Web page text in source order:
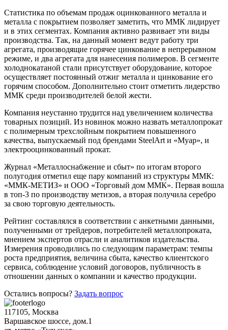
латунный
Круг
латунный
(пруток)
Лента
латунная
Лист
латунный
Труба
латунная
медная
Круг
медный
(пруток)
Лист
медный
Труба
медная
(пруток)
Олово,
cвинец,
цинк,
нихром
Задвижки
чугунные
Группы
Ванны и
товары
резьбовые
латунные
Фитинги
резьбовые
резьбовые
чугунные
Хомуты
стальные
БУ трубы
Хомуты
стальные
Статистика по объемам продаж оцинкованного металла и
металла с покрытием позволяет заметить, что ММК лидирует
и в этих сегментах. Компания активно развивает эти виды
производства. Так, на данный момент ведут работу три
агрегата, производящие горячее цинкование в непрерывном
режиме, и два агрегата для нанесения полимеров. В сегменте
холоднокатаной стали присутствует оборудование, которое
осуществляет постоянный отжиг металла и цинкование его
горячим способом. Дополнительно стоит отметить лидерство
ММК среди производителей белой жести.
Компания неустанно трудится над увеличением количества
товарных позиций. Из новинок можно назвать металлопрокат
с полимерным трехслойным покрытием повышенного
качества, выпускаемый под брендами SteelArt и «Муар», и
электрооцинкованный прокат.
Журнал «Металлоснабжение и сбыт» по итогам второго
полугодия отметил еще пару компаний из структуры ММК:
«ММК-МЕТИЗ» и ООО «Торговый дом ММК». Первая вошла
в топ-3 по производству метизов, а вторая получила серебро
за свою торговую деятельность.
Рейтинг составлялся в соответствии с анкетными данными,
полученными от трейдеров, потребителей металлопроката,
мнением экспертов отрасли и аналитиков издательства.
Измерения проводились по следующим параметрам: темпы
роста предприятия, величина сбыта, качество клиентского
сервиса, соблюдение условий договоров, публичность в
отношении данных о компании и качество продукции.
Остались вопросы? Задать вопрос
117105, Москва
Варшавское шоссе, дом.1